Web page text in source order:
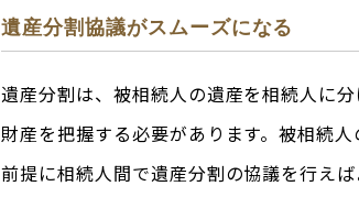
遺産分割協議がスムーズになる
遺産分割は、被相続人の遺産を相続人に
財産を把握する必要があります。被相続
前提に相続人間で遺産分割の協議を行え